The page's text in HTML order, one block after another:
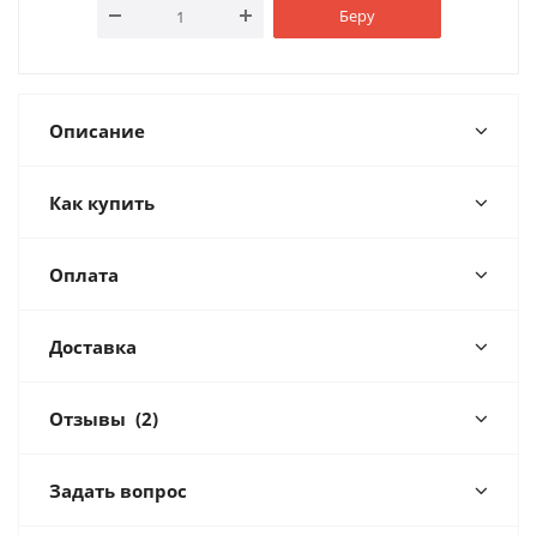
Беру
Описание
Как купить
Оплата
Доставка
Отзывы (2)
Задать вопрос